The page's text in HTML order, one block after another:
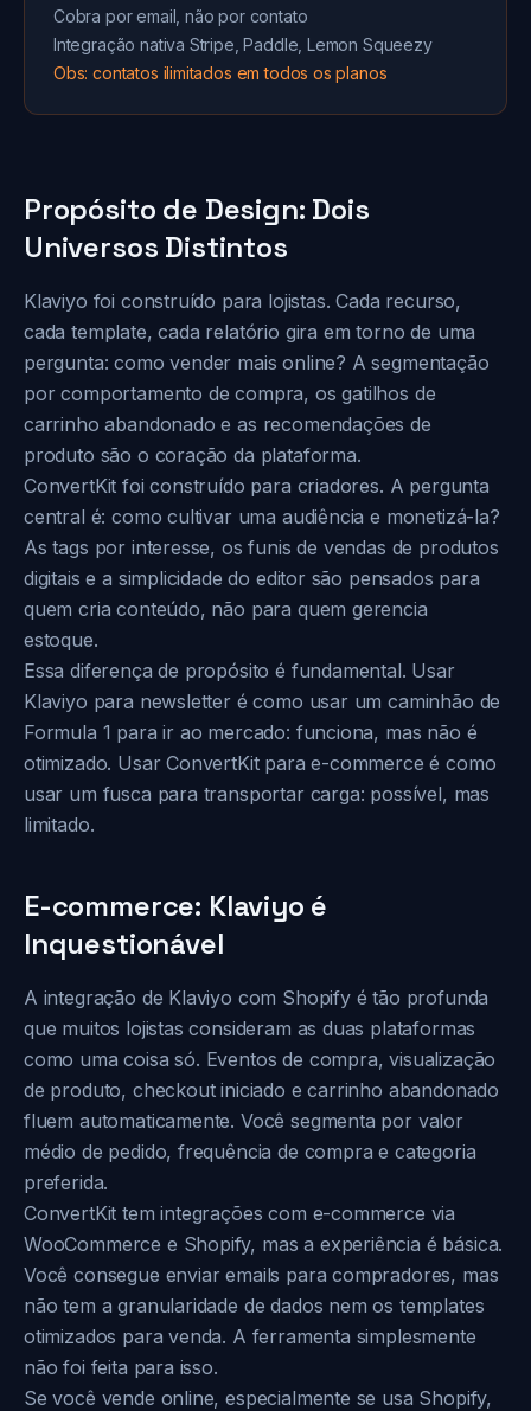
Cobra por email, não por contato
Integração nativa Stripe, Paddle, Lemon Squeezy
Obs: contatos ilimitados em todos os planos
Propósito de Design: Dois
Universos Distintos
Klaviyo foi construído para lojistas. Cada recurso,
cada template, cada relatório gira em torno de uma
pergunta: como vender mais online? A segmentação
por comportamento de compra, os gatilhos de
carrinho abandonado e as recomendações de
produto são o coração da plataforma.
ConvertKit foi construído para criadores. A pergunta
central é: como cultivar uma audiência e monetizá-la?
As tags por interesse, os funis de vendas de produtos
digitais e a simplicidade do editor são pensados para
quem cria conteúdo, não para quem gerencia
estoque.
Essa diferença de propósito é fundamental. Usar
Klaviyo para newsletter é como usar um caminhão de
Formula 1 para ir ao mercado: funciona, mas não é
otimizado. Usar ConvertKit para e-commerce é como
usar um fusca para transportar carga: possível, mas
limitado.
E-commerce: Klaviyo é
Inquestionável
A integração de Klaviyo com Shopify é tão profunda
que muitos lojistas consideram as duas plataformas
como uma coisa só. Eventos de compra, visualização
de produto, checkout iniciado e carrinho abandonado
fluem automaticamente. Você segmenta por valor
médio de pedido, frequência de compra e categoria
preferida.
ConvertKit tem integrações com e-commerce via
WooCommerce e Shopify, mas a experiência é básica.
Você consegue enviar emails para compradores, mas
não tem a granularidade de dados nem os templates
otimizados para venda. A ferramenta simplesmente
não foi feita para isso.
Se você vende online, especialmente se usa Shopify,